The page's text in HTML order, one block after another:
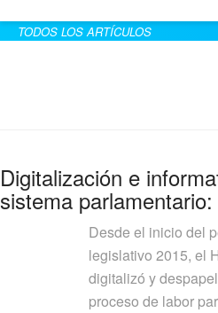
TODOS LOS ARTÍCULOS
Digitalización e
sistema parlamentario:
Desde el inicio del
legislativo 2015, el
digitalizó y
proceso de labor